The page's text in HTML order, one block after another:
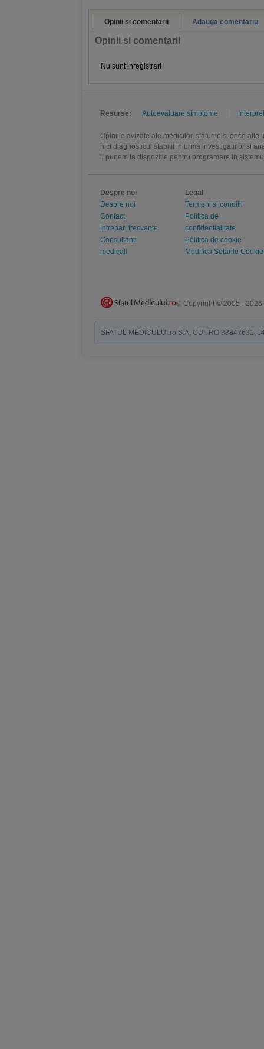
Opinii si comentarii Adauga comentariu
Opinii si comentarii
Nu sunt inregistrari
Resurse: Autoevaluare simptome
Opiniile avizate ale medicilor, sfaturile si orice
nici diagnosticul stabilit in urma investigatiilor si
ii punem la dispozitie pentru programare in
Despre noi
Despre noi
Contact
Intrebari frecvente
Consultanti
medicali
Legal
Termeni si conditii
Politica de
confidentialitate
Politica de cookie
Modifica Setarile Cookie
© Copyright © 2005 - 2026
SFATUL MEDICULUI.ro S.A, CUI: RO 38847631,